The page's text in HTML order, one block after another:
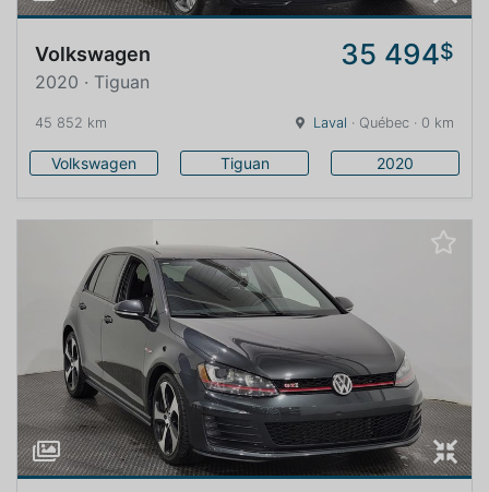
Volkswagen 35 494$
2020 · Tiguan
45 852 km Laval · Québec · 0 km
Volkswagen Tiguan 2020